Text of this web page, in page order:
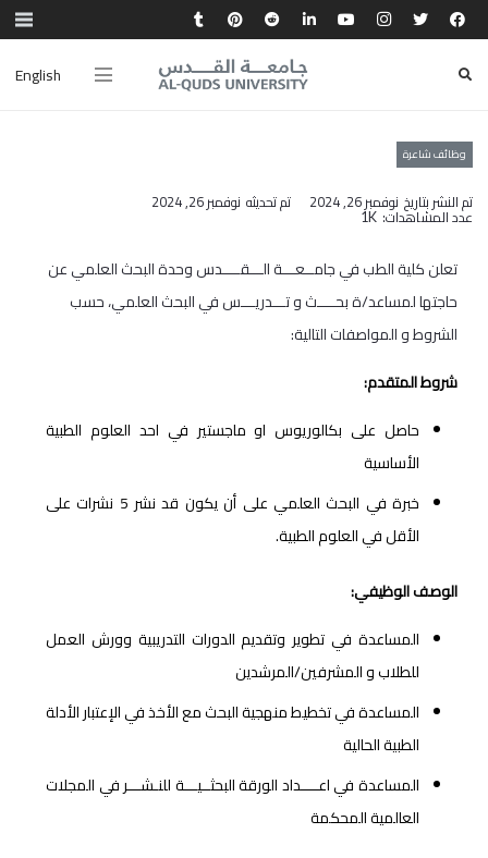
English
وظائف شاعرة
تم النشر بتاريخ نوفمبر 26, 2024 تم تحديثه نوفمبر 26, 2024
عدد المشاهدات: 1K
تعلن كلية الطب في جامــعـــة الـــقــــدس وحدة البحث العلمي عن
حاجتها لمساعد/ة بحــــث و تـــدريـــس في البحث العلمي، حسب
الشروط و المواصفات التالية:
شروط المتقدم:
حاصل على بكالوريوس او ماجستير في احد العلوم الطبية
الأساسية
خبرة في البحث العلمي على أن يكون قد نشر 5 نشرات على
الأقل في العلوم الطبية.
الوصف الوظيفي:
المساعدة في تطوير وتقديم الدورات التدريبية وورش العمل
للطلاب و المشرفين/المرشدين
المساعدة في تخطيط منهجية البحث مع الأخذ في الإعتبار الأدلة
الطبية الحالية
المساعدة في اعــــداد الورقة البحثــيـــة للنـشـــر في المجلات
العالمية المحكمة